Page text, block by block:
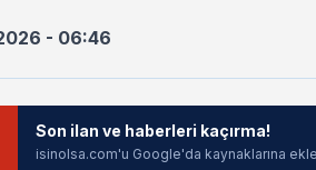
- 06:46
Son ilan ve haberleri kaçırma!
isinolsa.com'u Google'da kaynaklarına ekle